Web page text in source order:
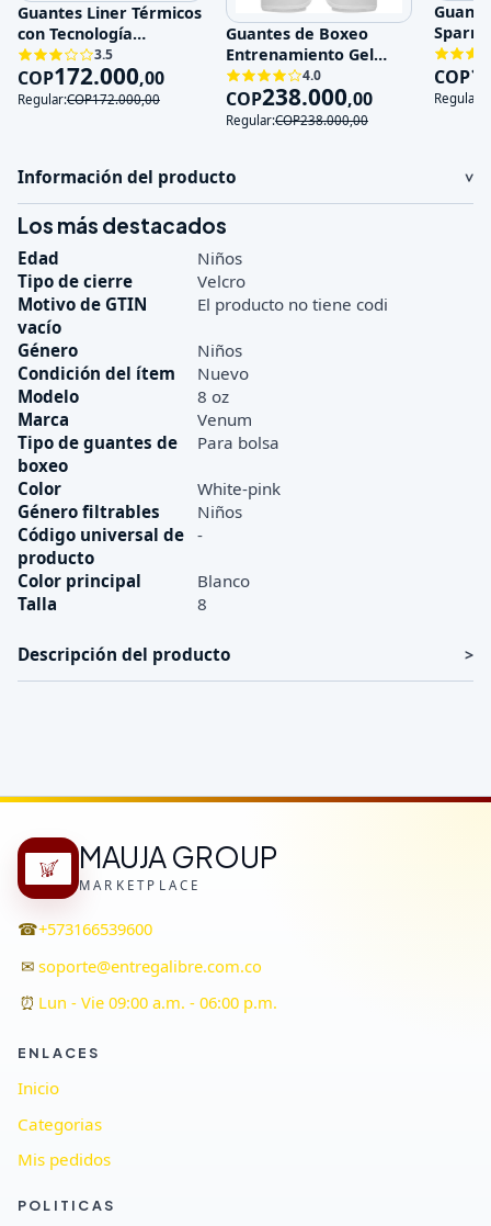
Guantes Liner Térmicos
con Tecnología
Impermeable y Touch
Sc
3.5
COP172.000,00
Regular:COP172.000,00
Guantes de Boxeo
Entrenamiento Gel
Absorción de Impactos
4.0
COP238.000,00
Regular:COP238.000,00
COP
Regular:
Información del producto
Los más destacados
Edad
Niños
Tipo de cierre
Velcro
Motivo de GTIN
vacío
El producto no tiene codi
Género
Niños
Condición del ítem
Nuevo
Modelo
8 oz
Marca
Venum
Tipo de guantes de
boxeo
Para bolsa
Color
White-pink
Género filtrables
Niños
Código universal de
producto
-
Color principal
Blanco
Talla
8
Descripción del producto
MAUJA GROUP
MARKETPLACE
☎+573166539600
✉ soporte@entregalibre.com.co
⏰ Lun - Vie 09:00 a.m. - 06:00 p.m.
ENLACES
Inicio
Categorias
Mis pedidos
POLITICAS